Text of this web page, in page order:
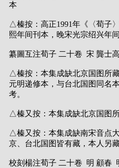
本
△榛按：高正1991年《〈荀子
熙年间刊本，晚宋光宗绍兴年间
纂圖互注荀子 二十卷 宋 龔士
△榛按：本集成缺北京国图所
元明递修本，与台北国图同名
考。
△榛又按：本集成缺北京国图
△榛又按：本集成缺南宋音点
京、台北国图皆有藏，本人另
校刻楊注荀子 二十卷 明 顧春